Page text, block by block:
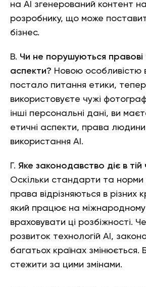
на АІ згенерований контент
розробнику, що може
бізнес.
В. Чи не порушуються правові
аспекти? Новою особливістю
постало питання етики,
використовуєте чужі
інші персональні дані, ви
етичні аспекти, права
використання АІ.
Г. Яке законодавство діє в тій
Оскільки стандарти та норми
права відрізняються в різних
який працює на міжнародному
враховувати ці розбіжності.
розвиток технологій АІ,
багатьох країнах змінюється.
стежити за цими змінами.